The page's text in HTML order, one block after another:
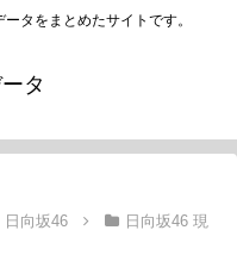
タをまとめたサイトです。
タ
日向坂46
日向坂46 現